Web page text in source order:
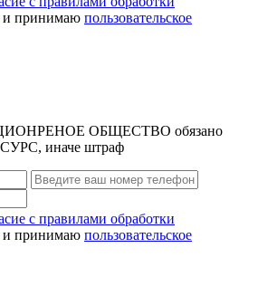
и принимаю пользовательское
ОБЩЕСТВО обязано
иначе штраф
с правилами обработки
и принимаю пользовательское